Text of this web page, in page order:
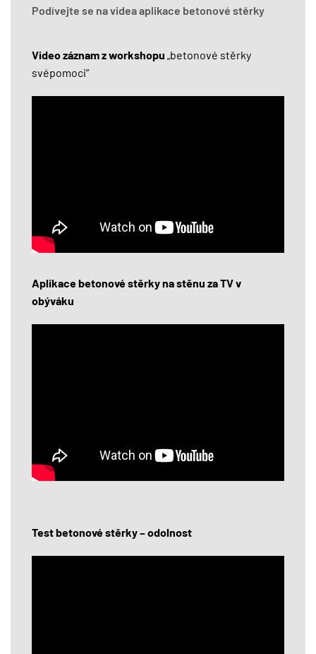
Podívejte se na videa aplikace betonové stěrky
Video záznam z workshopu „betonové stěrky
svépomoci“
Aplikace betonové stěrky na stěnu za TV v
obýváku
Test betonové stěrky – odolnost